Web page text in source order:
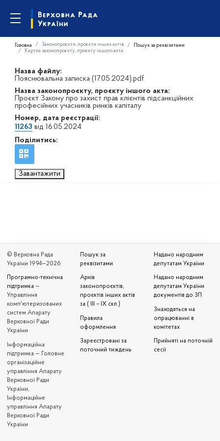
Головна Законопроєкти, проєкти інших актів
Пошук за реквізитами
Картка законопроєкту, проєкту іншого акта
Назва файлу:
Пояснювальна записка (17.05.2024).pdf
Назва законопроєкту, проєкту іншого акта:
Проєкт Закону про захист прав клієнтів підсанкційних
професійних учасників ринків капіталу
Номер, дата реєстрації:
11263 від 16.05.2024
Поділитись:
Завантажити
© Верховна Рада
України 1994—2026
Програмно-технічна
підтримка —
Управління
комп'ютеризованих
систем Апарату
Верховної Ради
України
Iнформаційна
підтримка — Головне
організаційне
управління Апарату
Верховної Ради
України,
Інформаційне
управління Апарату
Верховної Ради
України
Пошук за
реквізитами
Архів
законопроєктів,
проєктів інших актів
за ( III – IX скл.)
Правила
оформлення
Зареєстровані за
поточний тиждень
Надано народним
депутатам України
Надано народним
депутатам України
документів до ЗП
Знаходяться на
опрацюванні в
комітетах
Прийняті на поточній
сесії